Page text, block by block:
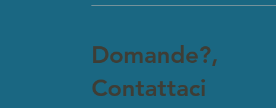
Domande?,
Contattaci